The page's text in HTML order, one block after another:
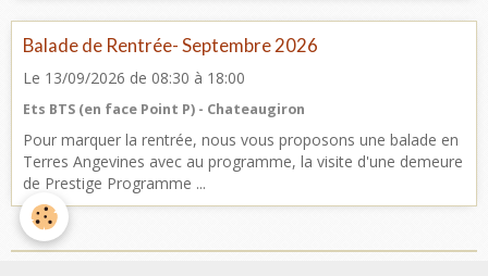
Balade de Rentrée- Septembre 2026
Le 13/09/2026 de 08:30 à 18:00
Ets BTS (en face Point P) - Chateaugiron
Pour marquer la rentrée, nous vous proposons une balade en
Terres Angevines avec au programme, la visite d'une demeure
de Prestige Programme ...